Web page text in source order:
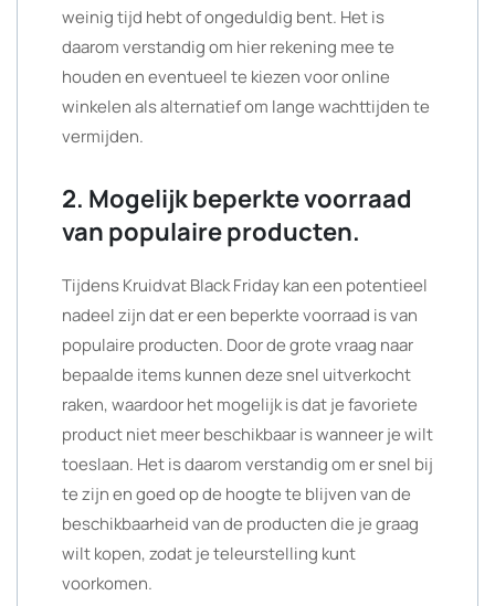
weinig tijd hebt of ongeduldig bent. Het is
daarom verstandig om hier rekening mee te
houden en eventueel te kiezen voor online
winkelen als alternatief om lange wachttijden te
vermijden.
2. Mogelijk beperkte voorraad
van populaire producten.
Tijdens Kruidvat Black Friday kan een potentieel
nadeel zijn dat er een beperkte voorraad is van
populaire producten. Door de grote vraag naar
bepaalde items kunnen deze snel uitverkocht
raken, waardoor het mogelijk is dat je favoriete
product niet meer beschikbaar is wanneer je wilt
toeslaan. Het is daarom verstandig om er snel bij
te zijn en goed op de hoogte te blijven van de
beschikbaarheid van de producten die je graag
wilt kopen, zodat je teleurstelling kunt
voorkomen.